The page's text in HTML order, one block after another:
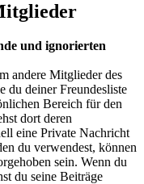
und ignorierten
andere Mitglieder des
du deiner Freundesliste
Bereich für den
dort deren
eine Private Nachricht
du verwendest, können
sein. Wenn du
du seine Beiträge